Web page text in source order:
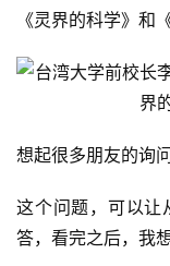
《灵界的科学》和
想起很多朋友的询
这个问题，可以让
答，看完之后，我